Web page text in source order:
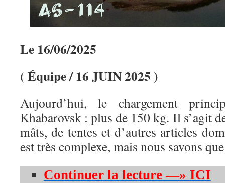
Le 16/06/2025
( Équipe / 16 JUIN 2025 )
Aujourd’hui, le chargement
Khabarovsk : plus de 150 kg. Il s’agit
mâts, de tentes et d’autres articles
est très complexe, mais nous savons
Continuer la lecture —» ICI